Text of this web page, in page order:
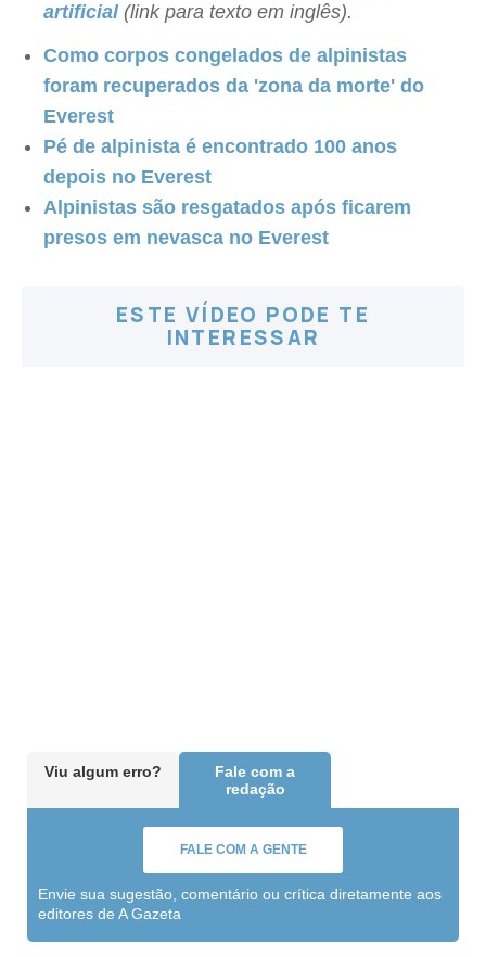
artificial(link para texto em inglês).
Como corpos congelados de alpinistas
foram recuperados da 'zona da morte' do
Everest
Pé de alpinista é encontrado 100 anos
depois no Everest
Alpinistas são resgatados após ficarem
presos em nevasca no Everest
ESTE VÍDEO PODE TE
INTERESSAR
Viu algum erro?
Fale com a
redação
FALE COM A GENTE
Envie sua sugestão, comentário ou crítica diretamente aos
editores de A Gazeta